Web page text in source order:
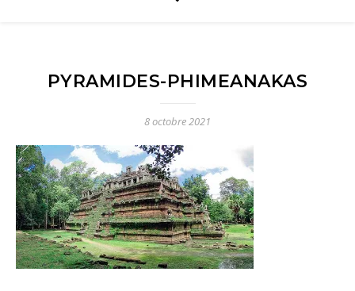
PYRAMIDES-PHIMEANAKAS
8 octobre 2021